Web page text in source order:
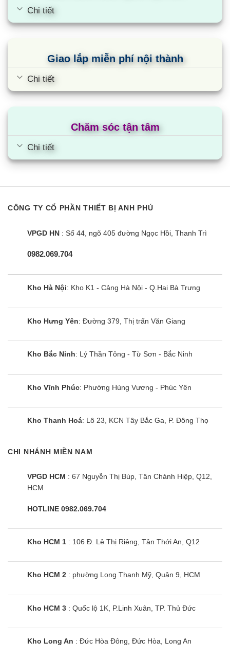
Chi tiết
Giao lắp miễn phí nội thành
Chi tiết
Chăm sóc tận tâm
Chi tiết
CÔNG TY CỔ PHẦN THIẾT BỊ ANH PHÚ
VPGD HN : Số 44, ngõ 405 đường Ngọc Hồi, Thanh Trì
0982.069.704
Kho Hà Nội: Kho K1 - Cảng Hà Nội - Q.Hai Bà Trưng
Kho Hưng Yên: Đường 379, Thị trấn Văn Giang
Kho Bắc Ninh: Lý Thần Tông - Từ Sơn - Bắc Ninh
Kho Vĩnh Phúc: Phường Hùng Vương - Phúc Yên
Kho Thanh Hoá: Lô 23, KCN Tây Bắc Ga, P. Đông Thọ
CHI NHÁNH MIỀN NAM
VPGD HCM : 67 Nguyễn Thị Búp, Tân Chánh Hiệp, Q12,
HCM
HOTLINE 0982.069.704
Kho HCM 1 : 106 Đ. Lê Thị Riêng, Tân Thới An, Q12
Kho HCM 2 : phường Long Thạnh Mỹ, Quận 9, HCM
Kho HCM 3 : Quốc lộ 1K, P.Linh Xuân, TP. Thủ Đức
Kho Long An : Đức Hòa Đông, Đức Hòa, Long An